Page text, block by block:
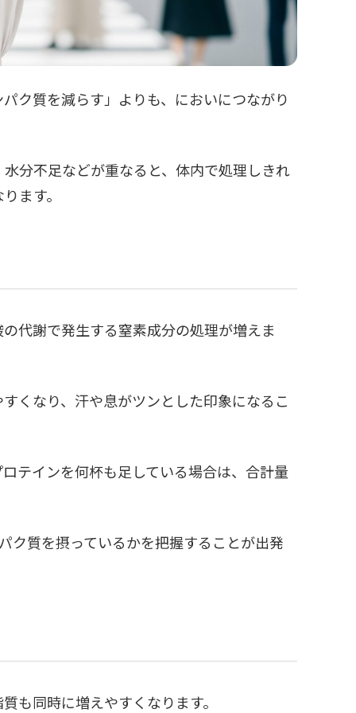
ク質を減らす」よりも、においにつながり
分不足などが重なると、体内で処理しきれ
ます。
代謝で発生する窒素成分の処理が増えま
くなり、汗や息がツンとした印象になるこ
テインを何杯も足している場合は、合計量
ク質を摂っているかを把握することが出発
も同時に増えやすくなります。